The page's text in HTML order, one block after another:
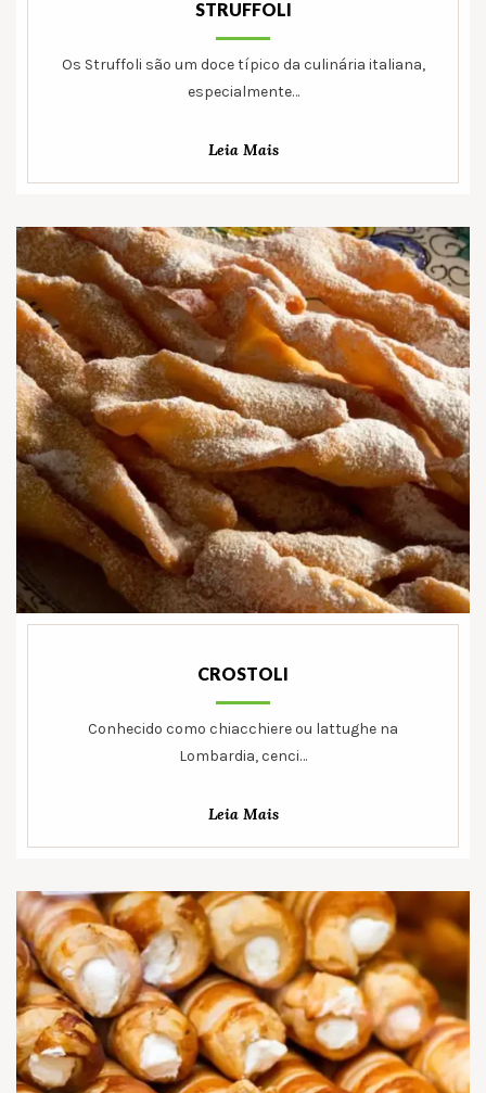
STRUFFOLI
Os Struffoli são um doce típico da culinária italiana,
especialmente…
Leia Mais
CROSTOLI
Conhecido como chiacchiere ou lattughe na
Lombardia, cenci…
Leia Mais